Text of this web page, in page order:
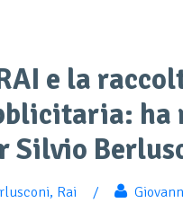
e la
ha
Silvio
, Rai /